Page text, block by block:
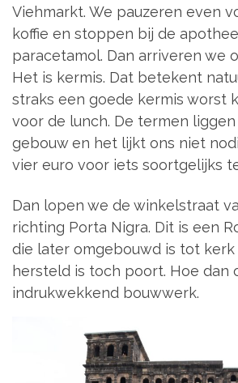
Viehmarkt. We pauzeren even
koffie en stoppen bij de
paracetamol. Dan arriveren we
Het is kermis. Dat betekent
straks een goede kermis worst
voor de lunch. De termen
gebouw en het lijkt ons niet
vier euro voor iets soortgelijks
Dan lopen we de winkelstraat
richting Porta Nigra. Dit is een
die later omgebouwd is tot
hersteld is toch poort. Hoe dan
indrukwekkend bouwwerk.